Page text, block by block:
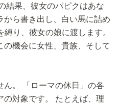
結果、彼女のパピクはあな
から書き出し、白い馬に詰め
り、彼女の娘に渡します。
機会に女性、貴族、そして
ん。 「ローマの休日」の各
の対象です。 たとえば、理